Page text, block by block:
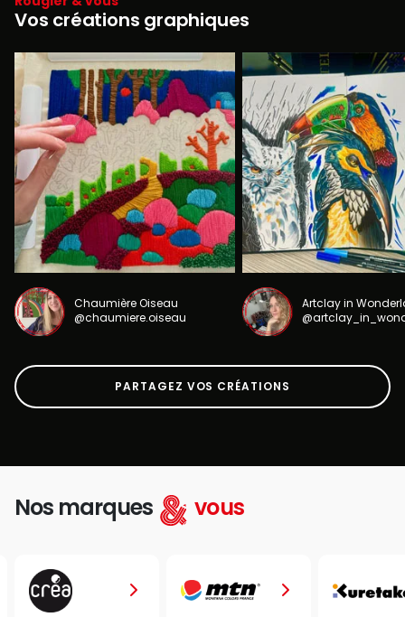
Vos créations graphiques
Chaumière Oiseau
@chaumiere.oiseau
Artclay in
PARTAGEZ VOS CRÉATIONS
Nos marques vous